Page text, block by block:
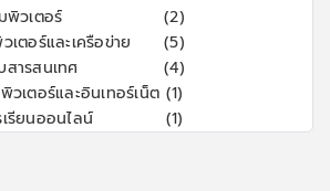
พิวเตอร์
(2)
ตอร์และเครือข่าย
(5)
ารสนเทศ
(4)
เตอร์และอินเทอร์เน็ต (1)
รียนออนไลน์
(1)